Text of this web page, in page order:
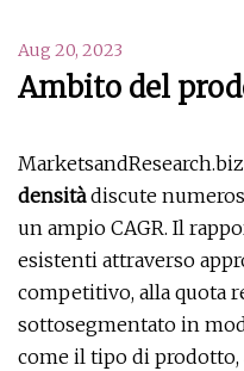
Aug 20, 2023
Ambito del
densitàdiscute
un ampio CAGR. Il
esistenti attraverso
competitivo, alla quota
sottosegmentato in
come il tipo di prodotto,